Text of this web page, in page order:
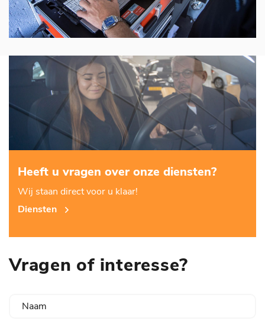
Heeft u vragen over onze diensten?
Wij staan direct voor u klaar!
Diensten
Vragen of interesse?